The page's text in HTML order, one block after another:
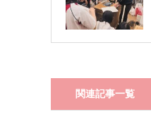
関連記事一覧